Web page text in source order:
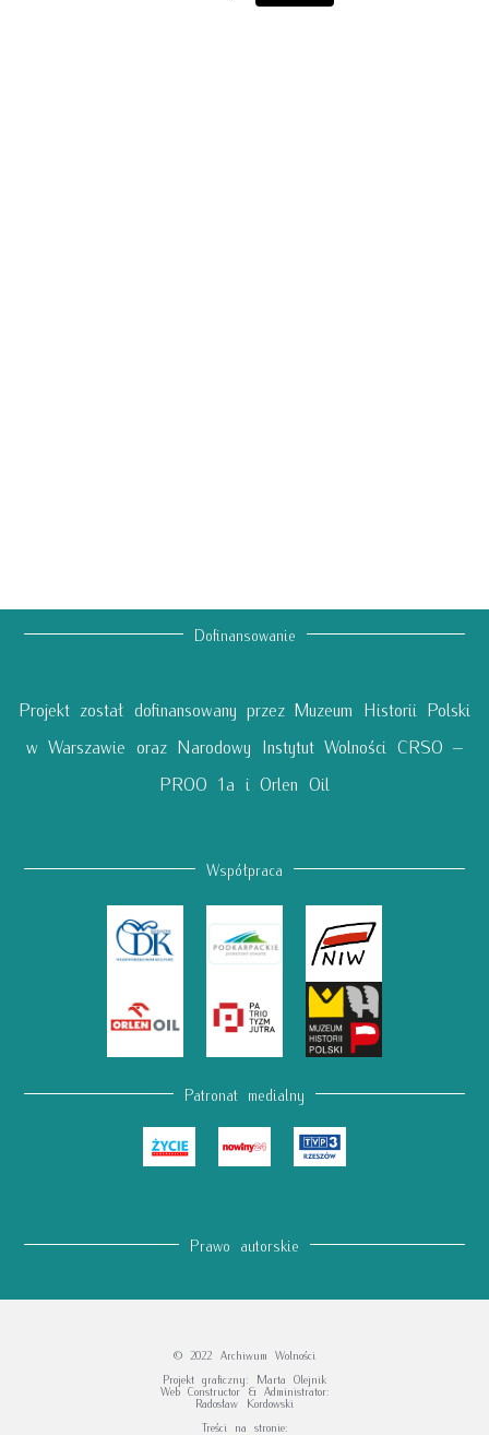
Dofinansowanie
Projekt został dofinansowany przez Muzeum Historii Polski
w Warszawie oraz Narodowy Instytut Wolności CRSO –
PROO 1a i Orlen Oil
Współpraca
Patronat medialny
Prawo autorskie
© 2022 Archiwum Wolności
Projekt graficzny: Marta Olejnik
Web Constructor & Administrator:
Radosław Kordowski
Treści na stronie: